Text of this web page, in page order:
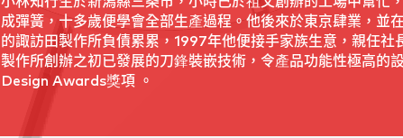
成彈簧，十多歲便學會全部生產過程。他後來於東京肆業，並
的諏訪田製作所負債累累，1997年他便接手家族生意，親任社
製作所創辦之初已發展的刀鋒裝嵌技術，令產品功能性極高的
Design Awards獎項 。